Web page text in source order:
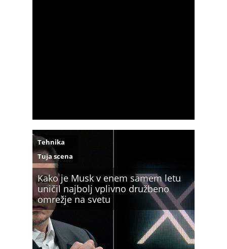
Kako je Musk v enem samem letu
uničil najbolj vplivno družbeno
omrežje na svetu
Tehnika
Tuja scena